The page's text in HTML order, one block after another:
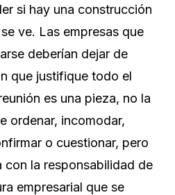
si hay una construcción
ve. Las empresas que
deberían dejar de
que justifique todo el
es una pieza, no la
ordenar, incomodar,
o cuestionar, pero
con la responsabilidad de
empresarial que se